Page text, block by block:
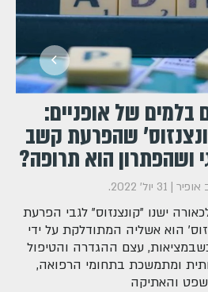
בלמים של אופניים:
שהפרעת קשב
ושהפתרון הוא תרופה?
אופיר | 31 יול' 2022 .
ישנו "קונצנזוס" לגבי הפרעת
הוא אשליה המתודלקת על ידי
כשבמציאות, עצם ההגדרה והטיפול
ומתמשכת בתחומי הרפואה,
והאתיקה